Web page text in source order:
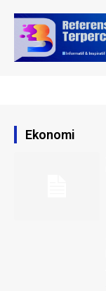
Ekonomi